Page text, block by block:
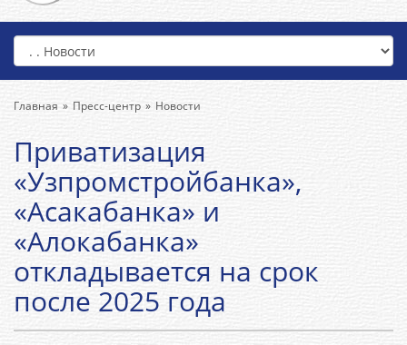
Главная Пресс-центр Новости
Приватизация
«Узпромстройбанка»,
«Асакабанка» и
«Алокабанка»
откладывается на срок
после 2025 года